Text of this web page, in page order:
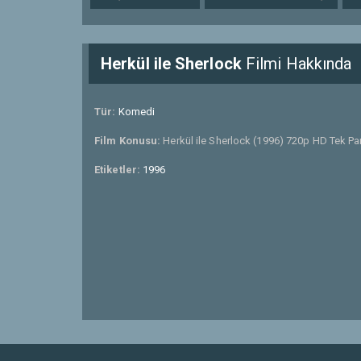
Herkül ile SherlockFilmi Hakkında
Tür: Komedi
Film Konusu: Herkül ile Sherlock (1996) 720p HD Tek
Etiketler: 1996